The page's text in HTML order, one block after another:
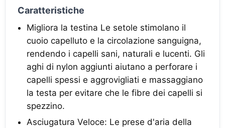
Caratteristiche
Migliora la testina Le setole stimolano il
cuoio capelluto e la circolazione sanguigna,
rendendo i capelli sani, naturali e lucenti. Gli
aghi di nylon aggiunti aiutano a perforare i
capelli spessi e aggrovigliati e massaggiano
la testa per evitare che le fibre dei capelli si
spezzino.
Asciugatura Veloce: Le prese d'aria della